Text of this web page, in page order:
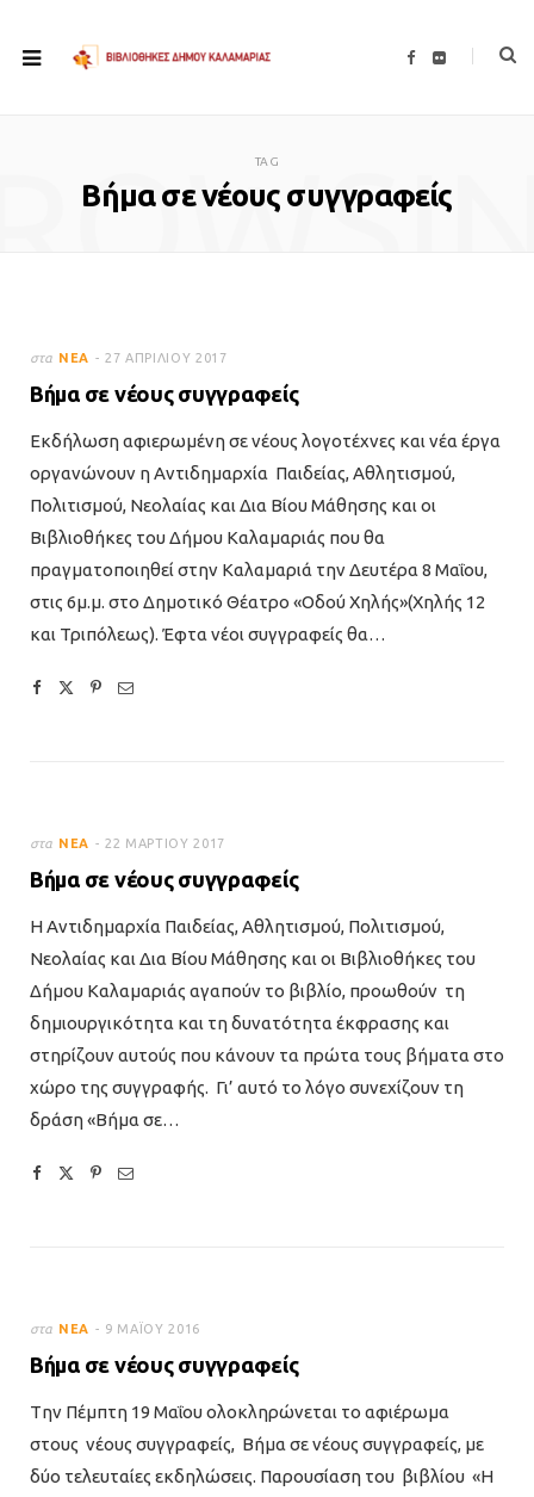
F
F
TAG
Βήμα σε νέους συγγραφείς
στα ΝΈΑ 27 ΑΠΡΙΛΊΟΥ 2017
Βήμα σε νέους συγγραφείς
Εκδήλωση αφιερωμένη σε νέους λογοτέχνες και νέα έργα
οργανώνουν η Αντιδημαρχία Παιδείας, Αθλητισμού,
Πολιτισμού, Νεολαίας και Δια Βίου Μάθησης και οι
Βιβλιοθήκες του Δήμου Καλαμαριάς που θα
πραγματοποιηθεί στην Καλαμαριά την Δευτέρα 8 Μαΐου,
στις 6μ.μ. στο Δημοτικό Θέατρο «Οδού Χηλής»(Χηλής 12
και Τριπόλεως). Έφτα νέοι συγγραφείς θα…
στα ΝΈΑ 22 ΜΑΡΤΊΟΥ 2017
Βήμα σε νέους συγγραφείς
Η Αντιδημαρχία Παιδείας, Αθλητισμού, Πολιτισμού,
Νεολαίας και Δια Βίου Μάθησης και οι Βιβλιοθήκες του
Δήμου Καλαμαριάς αγαπούν το βιβλίο, προωθούν τη
δημιουργικότητα και τη δυνατότητα έκφρασης και
στηρίζουν αυτούς που κάνουν τα πρώτα τους βήματα στο
χώρο της συγγραφής. Γι’ αυτό το λόγο συνεχίζουν τη
δράση «Βήμα σε…
στα ΝΈΑ 9 ΜΑΪ́ΟΥ 2016
Βήμα σε νέους συγγραφείς
Tην Πέμπτη 19 Μαΐου ολοκληρώνεται το αφιέρωμα
στους νέους συγγραφείς, Βήμα σε νέους συγγραφείς, με
δύο τελευταίες εκδηλώσεις. Παρουσίαση του βιβλίου «Η